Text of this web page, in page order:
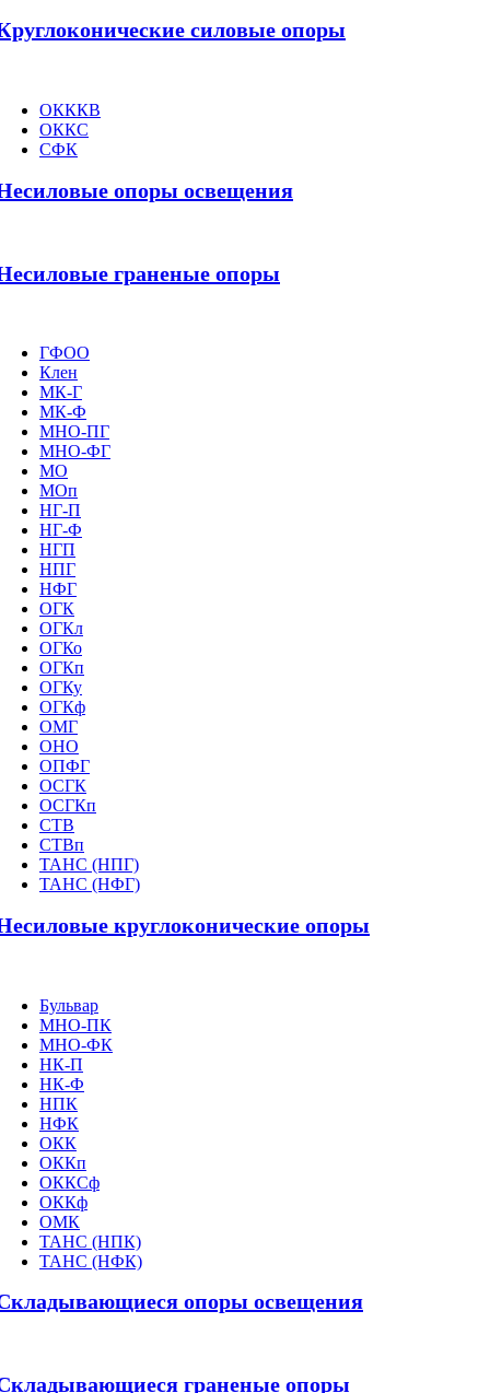
силовые опоры
ОКККВ
ОККС
СФК
опоры освещения
граненые опоры
ГФОО
Клен
МК-Г
МК-Ф
МНО-ПГ
МНО-ФГ
МО
МОп
НГ-П
НГ-Ф
НГП
НПГ
НФГ
ОГК
ОГКл
ОГКо
ОГКп
ОГКу
ОГКф
ОМГ
ОНО
ОПФГ
ОСГК
ОСГКп
СТВ
СТВп
ТАНС (НПГ)
ТАНС (НФГ)
круглоконические опоры
Бульвар
МНО-ПК
МНО-ФК
НК-П
НК-Ф
НПК
НФК
ОКК
ОККп
ОККСф
ОККф
ОМК
ТАНС (НПК)
ТАНС (НФК)
опоры освещения
граненые опоры